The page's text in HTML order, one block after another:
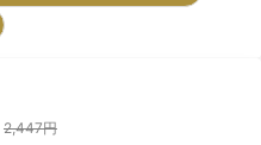
2,447円